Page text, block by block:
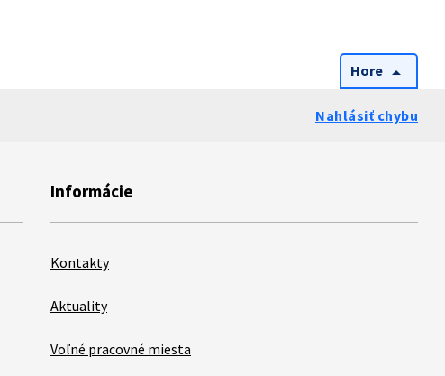
Hore arrow_drop_up
Nahlásiť chybu
Informácie
Kontakty
Aktuality
Voľné pracovné miesta